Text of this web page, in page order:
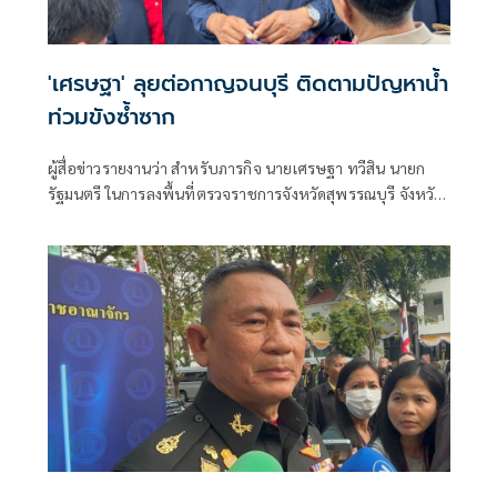
'เศรษฐา' ลุยต่อกาญจนบุรี ติดตามปัญหาน้ำ
ท่วมขังซ้ำซาก
ผู้สื่อข่าวรายงานว่า สำหรับภารกิจ นายเศรษฐา ทวีสิน นายก
รัฐมนตรี ในการลงพื้นที่ตรวจราชการจังหวัดสุพรรณบุรี จังหวัด